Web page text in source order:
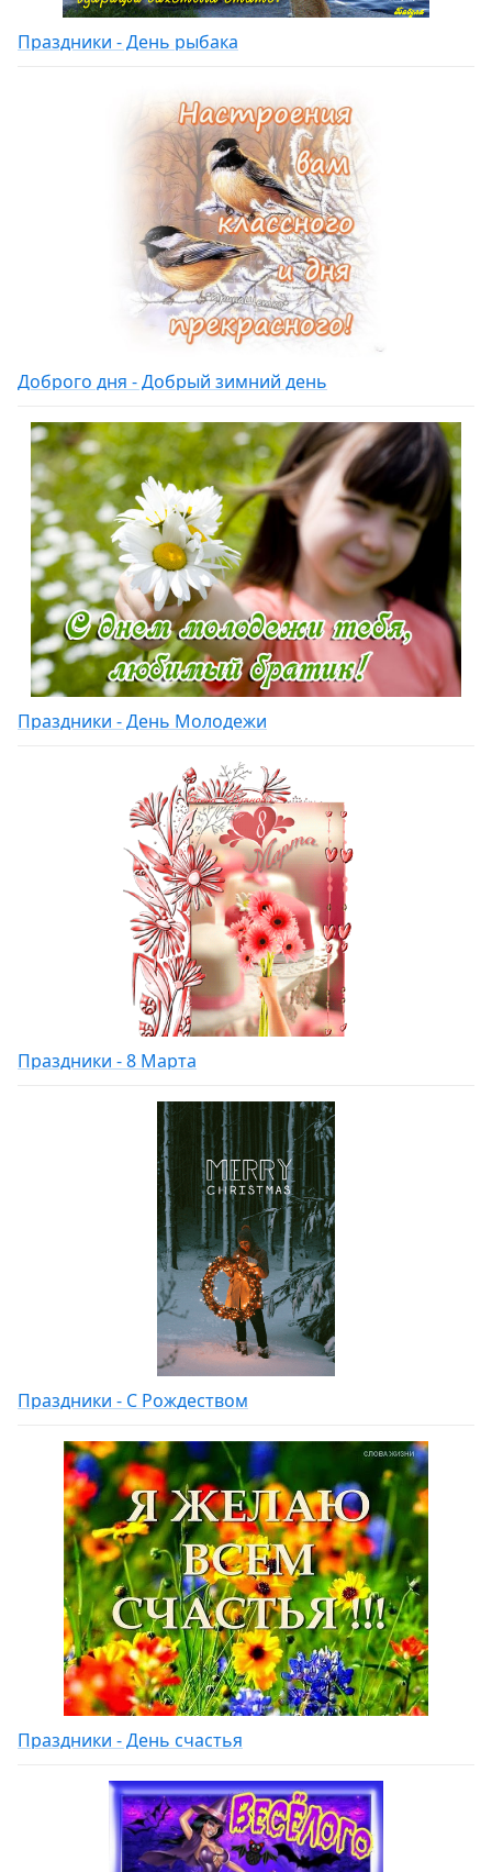
Праздники - День рыбака
Доброго дня - Добрый зимний день
Праздники - День Молодежи
Праздники - 8 Марта
Праздники - С Рождеством
Праздники - День счастья